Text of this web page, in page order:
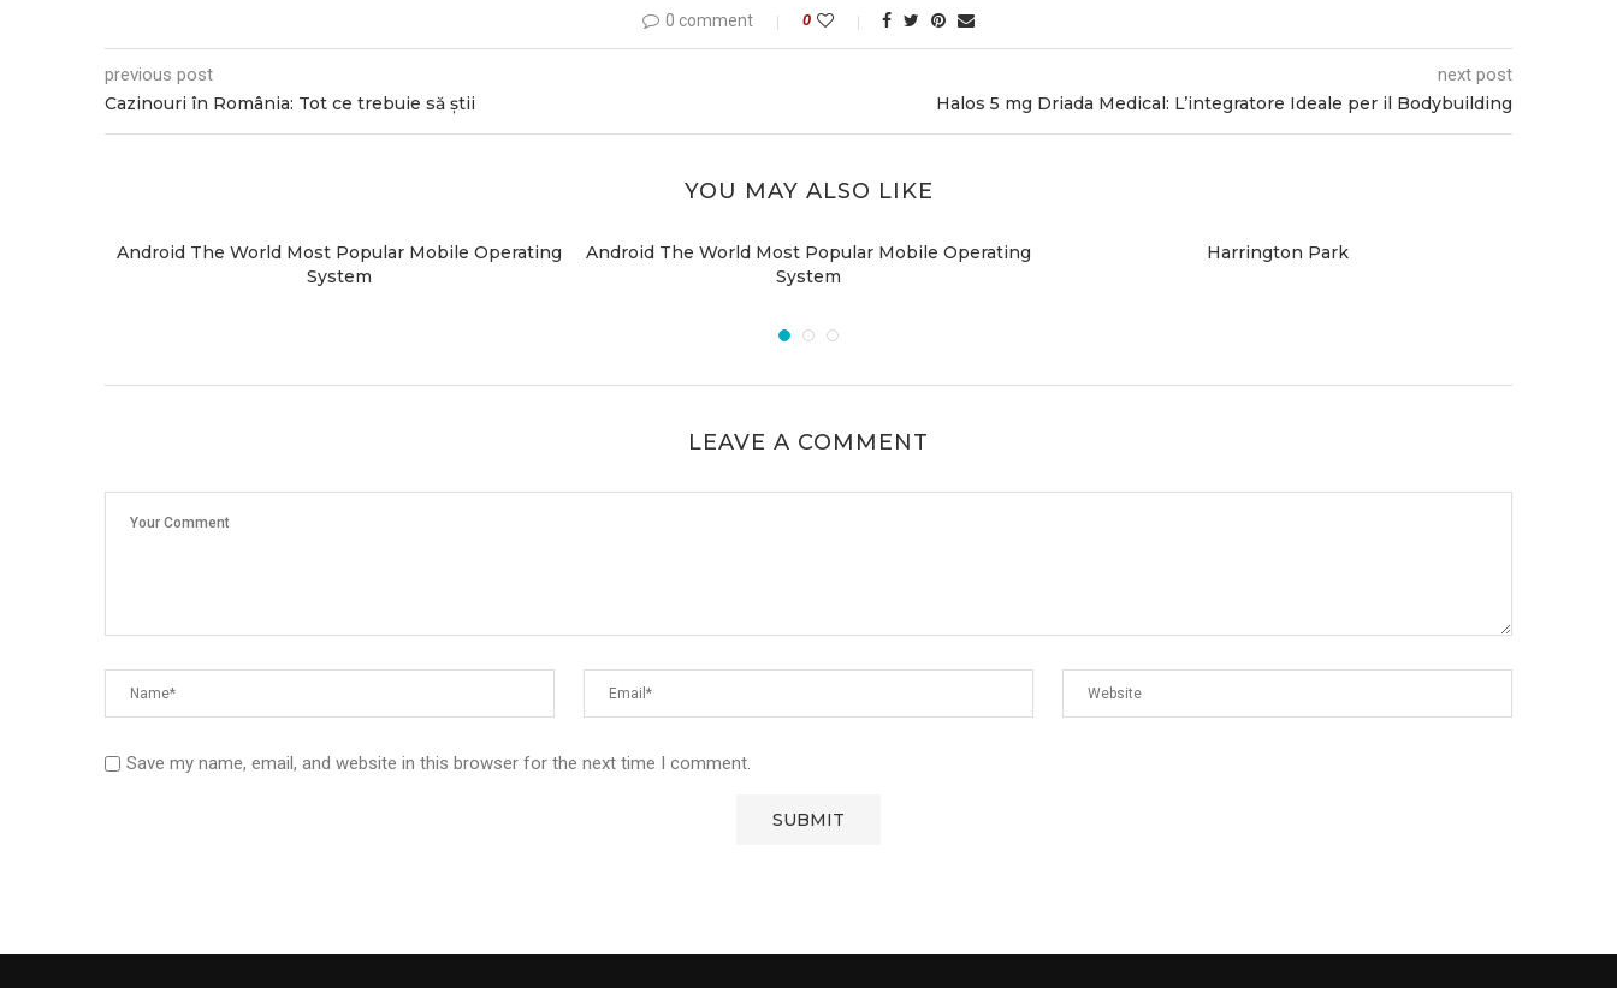
0 comment 0
previous post
Cazinouri în România: Tot ce trebuie să știi
next post
Halos 5 mg Driada Medical: L’integratore Ideale per il Bodybuilding
YOU MAY ALSO LIKE
Android The World Most Popular Mobile Operating
System
Android The World Most Popular Mobile Operating
System
Harrington Park
LEAVE A COMMENT
Save my name, email, and website in this browser for the next time I comment.